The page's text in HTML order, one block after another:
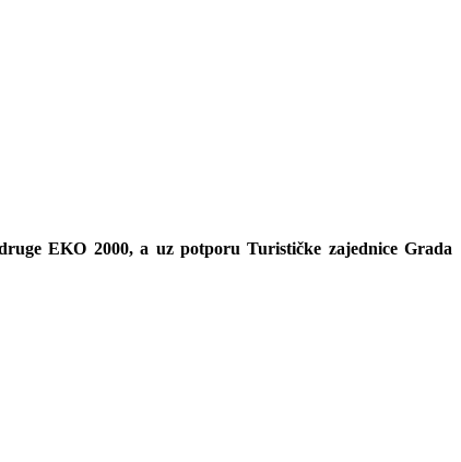
EKO 2000, a uz potporu Turističke zajednice Grada